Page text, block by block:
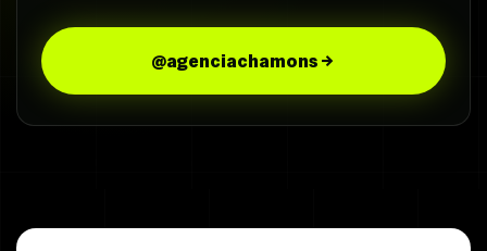
@agenciachamons